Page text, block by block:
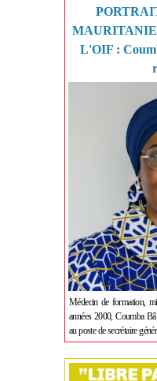
L'OIF :
Médecin de formation,
années 2000, Coumba
au poste de secrétaire